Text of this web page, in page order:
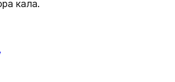
кала.